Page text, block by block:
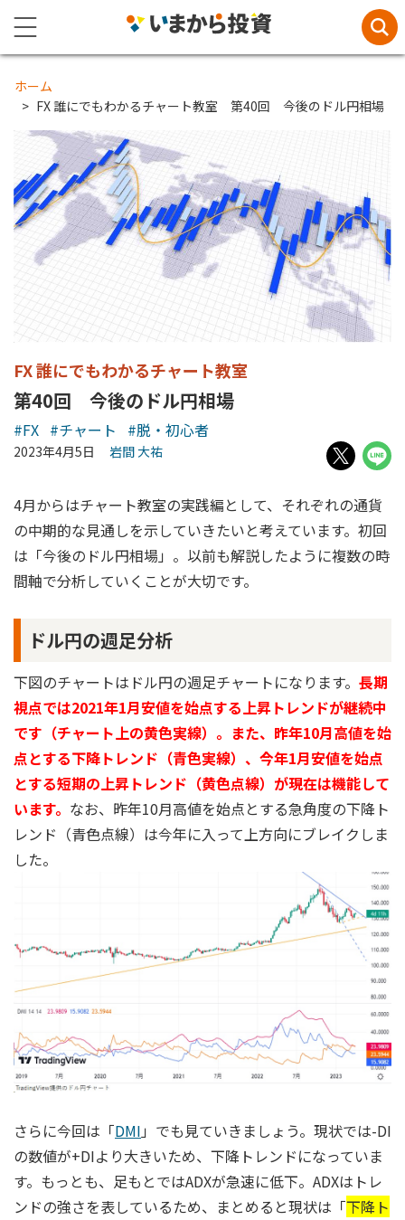
ホーム
FX 誰にでもわかるチャート教室 第40回 今後のドル円相場
FX 誰にでもわかるチャート教室
第40回 今後のドル円相場
#FX #チャート #脱・初心者
2023年4月5日 岩間 大祐
4月からはチャート教室の実践編として、それぞれの通貨
の中期的な見通しを示していきたいと考えています。初回
は「今後のドル円相場」。以前も解説したように複数の時
間軸で分析していくことが大切です。
ドル円の週足分析
下図のチャートはドル円の週足チャートになります。 長期
視点では2021年1月安値を始点する上昇トレンドが継続中
です（チャート上の黄色実線）。また、昨年10月高値を始
点とする下降トレンド（青色実線）、今年1月安値を始点
とする短期の上昇トレンド（黄色点線）が現在は機能して
います。 なお、昨年10月高値を始点とする急角度の下降ト
レンド（青色点線）は今年に入って上方向にブレイクしま
した。
さらに今回は「DMI 」でも見ていきましょう。現状では-DI
の数値が+DIより大きいため、下降トレンドになっていま
す。もっとも、足もとではADXが急速に低下。ADXはトレ
ンドの強さを表しているため、まとめると現状は「下降ト